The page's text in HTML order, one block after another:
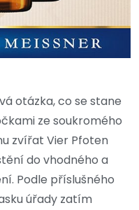
otázka, co se stane
ze soukromého
zvířat Vier Pfoten
do vhodného a
Podle příslušného
úřady zatím